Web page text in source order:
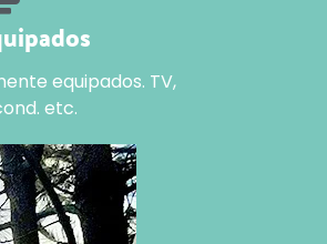
equipados. TV,
etc.